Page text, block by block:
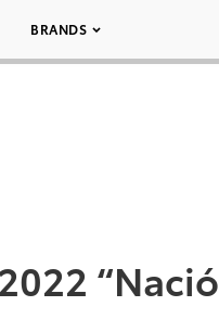
BRANDS
“Nació